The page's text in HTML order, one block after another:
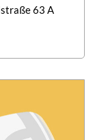
63 A